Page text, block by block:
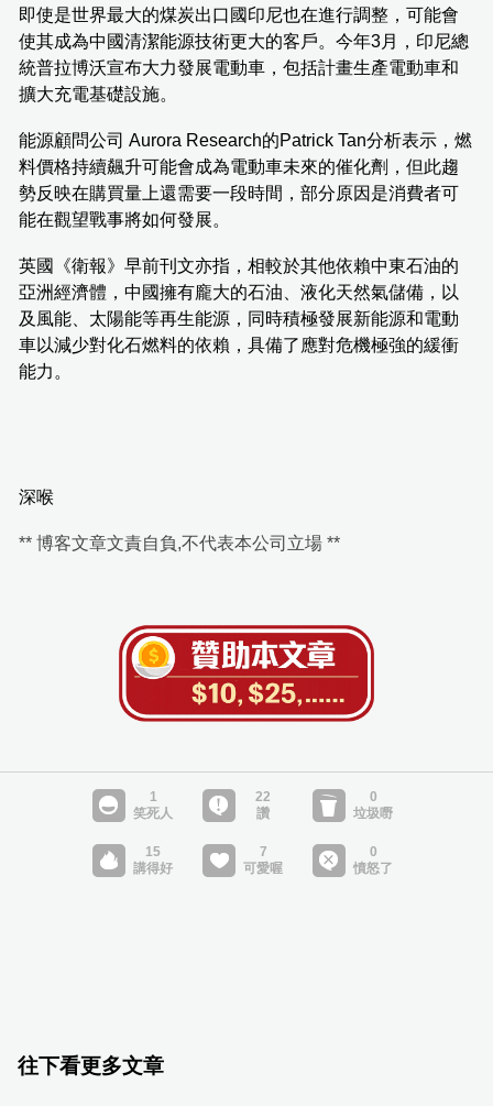
即使是世界最大的煤炭出口國印尼也在進行調整，可能會
使其成為中國清潔能源技術更大的客戶。今年3月，印尼總
統普拉博沃宣布大力發展電動車，包括計畫生產電動車和
擴大充電基礎設施。
能源顧問公司 Aurora Research的Patrick Tan分析表示，燃
料價格持續飆升可能會成為電動車未來的催化劑，但此趨
勢反映在購買量上還需要一段時間，部分原因是消費者可
能在觀望戰事將如何發展。
英國《衛報》早前刊文亦指，相較於其他依賴中東石油的
亞洲經濟體，中國擁有龐大的石油、液化天然氣儲備，以
及風能、太陽能等再生能源，同時積極發展新能源和電動
車以減少對化石燃料的依賴，具備了應對危機極強的緩衝
能力。
深喉
** 博客文章文責自負,不代表本公司立場 **
往下看更多文章